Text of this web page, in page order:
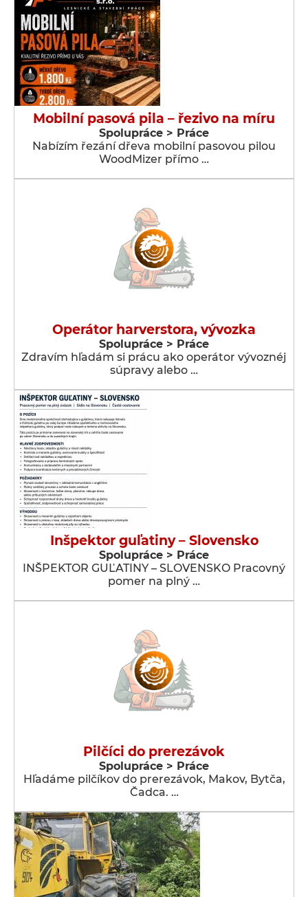
Mobilní pasová pila – řezivo na míru
Spolupráce > Práce
Nabízím řezání dřeva mobilní pasovou pilou
WoodMizer přímo …
Operátor harverstora, vývozka
Spolupráce > Práce
Zdravím hľadám si prácu ako operátor vývoznéj
súpravy alebo …
Inšpektor guľatiny – Slovensko
Spolupráce > Práce
INŠPEKTOR GUĽATINY – SLOVENSKO Pracovný
pomer na plný …
Pilčíci do prerezávok
Spolupráce > Práce
Hľadáme pilčíkov do prerezávok, Makov, Bytča,
Čadca. …